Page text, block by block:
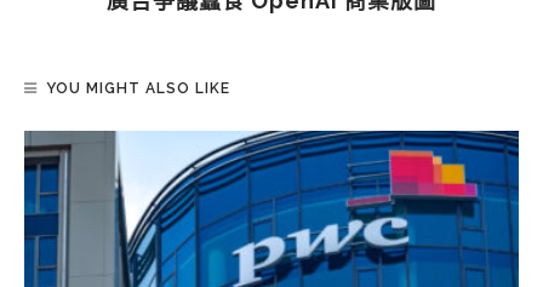
YOU MIGHT ALSO LIKE